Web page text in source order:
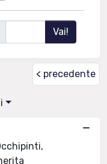
< precedente